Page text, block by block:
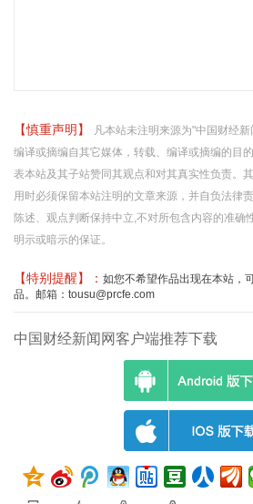
【慎重声明】
凡本站未注明来源为"中国财经新
编译或摘编自其它媒体，转载、编译或摘编的目
表本站及其子站赞同其观点和对其真实性负责。
用时必须保留本站注明的文章来源，并自负法律
陈述、观点判断保持中立,不对所包含内容的准确
明示或暗示的保证。
【特别提醒】： 如您不希望作品出现在本站，
品。邮箱：tousu@prcfe.com
中国财经新闻网客户端推荐下载